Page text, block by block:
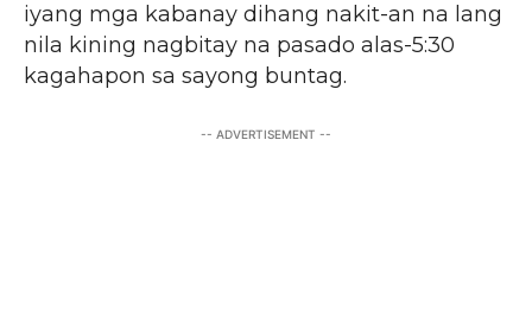
iyang mga kabanay dihang nakit-an na lang
nila kining nagbitay na pasado alas-5:30
kagahapon sa sayong buntag.
-- ADVERTISEMENT --